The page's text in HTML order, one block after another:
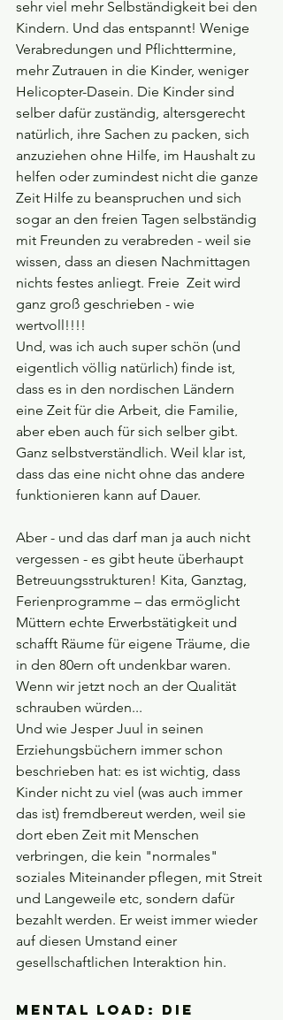
sehr viel mehr Selbständigkeit bei den
Kindern. Und das entspannt! Wenige
Verabredungen und Pflichttermine,
mehr Zutrauen in die Kinder, weniger
Helicopter-Dasein. Die Kinder sind
selber dafür zuständig, altersgerecht
natürlich, ihre Sachen zu packen, sich
anzuziehen ohne Hilfe, im Haushalt zu
helfen oder zumindest nicht die ganze
Zeit Hilfe zu beanspruchen und sich
sogar an den freien Tagen selbständig
mit Freunden zu verabreden - weil sie
wissen, dass an diesen Nachmittagen
nichts festes anliegt. Freie  Zeit wird
ganz groß geschrieben - wie
wertvoll!!!!
Und, was ich auch super schön (und
eigentlich völlig natürlich) finde ist,
dass es in den nordischen Ländern
eine Zeit für die Arbeit, die Familie,
aber eben auch für sich selber gibt.
Ganz selbstverständlich. Weil klar ist,
dass das eine nicht ohne das andere
funktionieren kann auf Dauer.
Aber - und das darf man ja auch nicht
vergessen - es gibt heute überhaupt
Betreuungsstrukturen! Kita, Ganztag,
Ferienprogramme – das ermöglicht
Müttern echte Erwerbstätigkeit und
schafft Räume für eigene Träume, die
in den 80ern oft undenkbar waren.
Wenn wir jetzt noch an der Qualität
schrauben würden...
Und wie Jesper Juul in seinen
Erziehungsbüchern immer schon
beschrieben hat: es ist wichtig, dass
Kinder nicht zu viel (was auch immer
das ist) fremdbereut werden, weil sie
dort eben Zeit mit Menschen
verbringen, die kein "normales"
soziales Miteinander pflegen, mit Streit
und Langeweile etc, sondern dafür
bezahlt werden. Er weist immer wieder
auf diesen Umstand einer
gesellschaftlichen Interaktion hin.
Mental Load: Die